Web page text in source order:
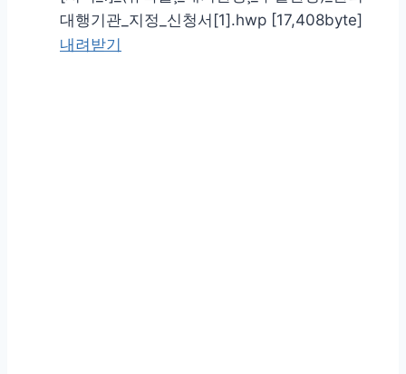
대행기관_지정_신청서[1].hwp [17,408byte]
내려받기